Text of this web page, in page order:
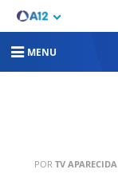
MENU
POR TV APARECIDA